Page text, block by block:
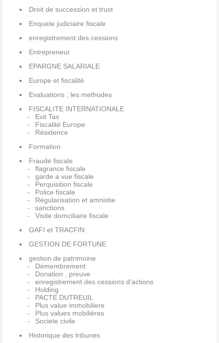
Droit de succession et trust
Enquete judiciaire fiscale
enregistrement des cessions
Entrepreneur
EPARGNE SALARIALE
Europe et fiscalité
Evaluations ; les methodes
FISCALITE INTERNATIONALE
Exit Tax
Fiscalité Europe
Résidence
Formation
Fraude fiscale
flagrance fiscale
garde a vue fiscale
Perquisition fiscale
Police fiscale
Régularisation et amnistie
sanctions
Visite domciliaire fiscale
GAFI et TRACFIN
GESTION DE FORTUNE
gestion de patrimoine
Démembrement
Donation , preuve
enregistrement des cessions d'actions
Holding
PACTE DUTREUIL
Plus value immobiliere
Plus values mobilières
Societe civile
Historique des tribunes